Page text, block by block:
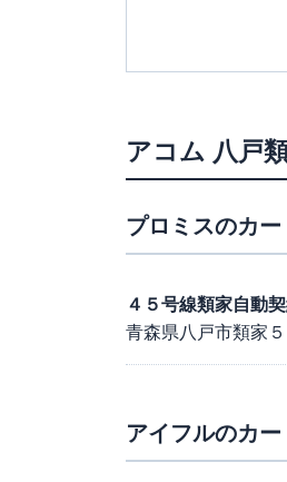
アコム 八戸
プロミスのカー
４５号線類家自動
青森県八戸市類家
アイフルのカー